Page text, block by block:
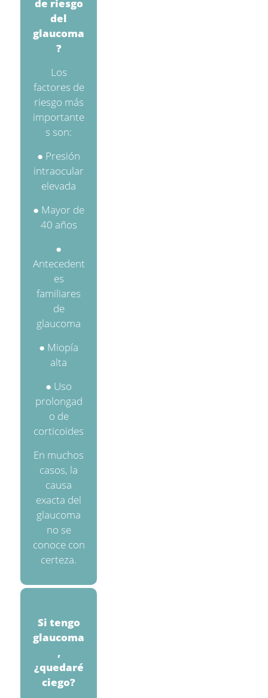
de riesgo
del
glaucoma
?
Los
factores de
riesgo más
importante
s son:
● Presión
intraocular
elevada
● Mayor de
40 años
●
Antecedent
es
familiares
de
glaucoma
● Miopía
alta
● Uso
prolongad
o de
corticoides
En muchos
casos, la
causa
exacta del
glaucoma
no se
conoce con
certeza.
Si tengo
glaucoma
,
¿quedaré
ciego?